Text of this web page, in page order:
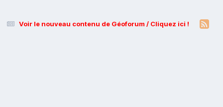
Voir le nouveau contenu de Géoforum / Cliquez ici !